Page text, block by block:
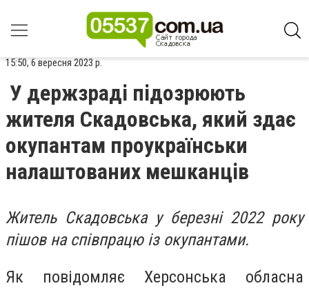
15:50, 6 вересня 2023 р.
У держзраді підозрюють
жителя Скадовська, який здає
окупантам проукраїнськи
налаштованих мешканців
Житель Скадовська у березні 2022 року
пішов на співпрацю із окупантами.
Як повідомляє Херсонська обласна